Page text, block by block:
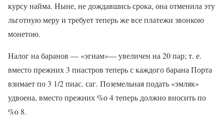
курсу найма. Ныне, не дождавшись срока, она отменила эту
льготную меру и требует теперь же все платежи звонкою
монетою.
Налог на баранов — «эгнам»— увеличен на 20 пар; т. е.
вместо прежних 3 пиастров теперь с каждого барана Порта
взимает по 3 1/2 пиас. саг. Поземельная подать «эмляк»
удвоена, вместо прежних %о 4 теперь должно вносить по
%о 8.